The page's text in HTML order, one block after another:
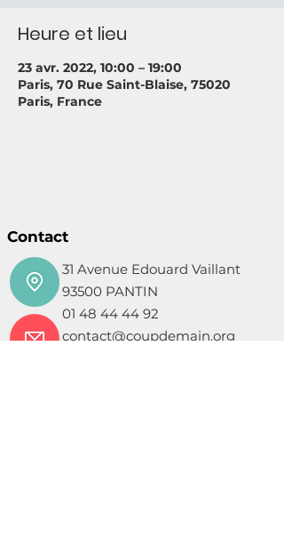
Heure et lieu
23 avr. 2022, 10:00 – 19:00
Paris, 70 Rue Saint-Blaise, 75020
Paris, France
Contact
31 Avenue Edouard Vaillant
93500 PANTIN
01 48 44 44 92
contact@coupdemain.org